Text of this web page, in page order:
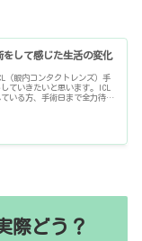
をして感じた生活の変化
（眼内コンタクトレンズ）手
ていきたいと思います。ICL
いる方、手術日まで全力待機
際どう？